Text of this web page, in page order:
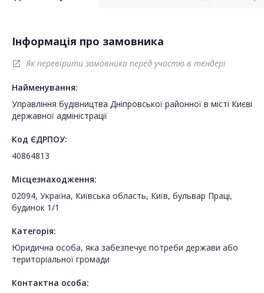
Інформація про замовника
open_in_new Як перевірити замовника перед участю в тендері
Найменування:
Управління будівництва Дніпровської районної в місті Києві
державної адміністрації
Код ЄДРПОУ:
40864813
Місцезнаходження:
02094, Україна, Київська область, Київ, бульвар Праці,
будинок 1/1
Категорія:
Юридична особа, яка забезпечує потреби держави або
територіальної громади
Контактна особа: